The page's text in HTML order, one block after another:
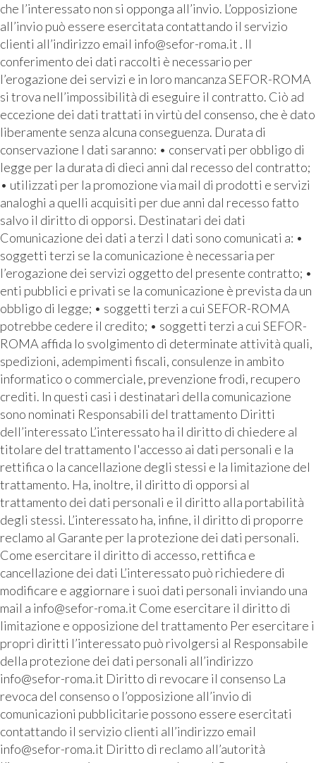
che l’interessato non si opponga all’invio. L’opposizione
all’invio può essere esercitata contattando il servizio
clienti all’indirizzo email info@sefor-roma.it . Il
conferimento dei dati raccolti è necessario per
l’erogazione dei servizi e in loro mancanza SEFOR-ROMA
si trova nell’impossibilità di eseguire il contratto. Ciò ad
eccezione dei dati trattati in virtù del consenso, che è dato
liberamente senza alcuna conseguenza. Durata di
conservazione I dati saranno: • conservati per obbligo di
legge per la durata di dieci anni dal recesso del contratto;
• utilizzati per la promozione via mail di prodotti e servizi
analoghi a quelli acquisiti per due anni dal recesso fatto
salvo il diritto di opporsi. Destinatari dei dati
Comunicazione dei dati a terzi I dati sono comunicati a: •
soggetti terzi se la comunicazione è necessaria per
l’erogazione dei servizi oggetto del presente contratto; •
enti pubblici e privati se la comunicazione è prevista da un
obbligo di legge; • soggetti terzi a cui SEFOR-ROMA
potrebbe cedere il credito; • soggetti terzi a cui SEFOR-
ROMA affida lo svolgimento di determinate attività quali,
spedizioni, adempimenti fiscali, consulenze in ambito
informatico o commerciale, prevenzione frodi, recupero
crediti. In questi casi i destinatari della comunicazione
sono nominati Responsabili del trattamento Diritti
dell’interessato L’interessato ha il diritto di chiedere al
titolare del trattamento l'accesso ai dati personali e la
rettifica o la cancellazione degli stessi e la limitazione del
trattamento. Ha, inoltre, il diritto di opporsi al
trattamento dei dati personali e il diritto alla portabilità
degli stessi. L’interessato ha, infine, il diritto di proporre
reclamo al Garante per la protezione dei dati personali.
Come esercitare il diritto di accesso, rettifica e
cancellazione dei dati L’interessato può richiedere di
modificare e aggiornare i suoi dati personali inviando una
mail a info@sefor-roma.it Come esercitare il diritto di
limitazione e opposizione del trattamento Per esercitare i
propri diritti l’interessato può rivolgersi al Responsabile
della protezione dei dati personali all’indirizzo
info@sefor-roma.it Diritto di revocare il consenso La
revoca del consenso o l’opposizione all’invio di
comunicazioni pubblicitarie possono essere esercitati
contattando il servizio clienti all’indirizzo email
info@sefor-roma.it Diritto di reclamo all’autorità